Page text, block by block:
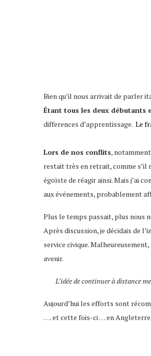
Bien qu’il nous arrivait de parler
Étant tous les deux débutants
differences d’apprentissage. Le
Lors de nos conflits,
restait très en retrait, comme s’il
égoïste de réagir ainsi. Mais j’ai
aux événements, probablement
Plus le temps passait, plus nous
Après discussion, je décidais de
service civique.
avenir.
L’idée de continuer à distance
Aujourd’hui les efforts sont
…. et cette fois-ci … en Angleterre.